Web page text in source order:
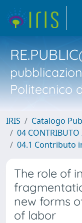
Politecnico
IRIS
Catalogo
04
04.1 Contributo
The role of
new forms
of labor